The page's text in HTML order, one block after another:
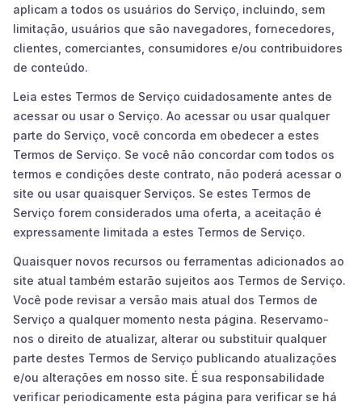
aplicam a todos os usuários do Serviço, incluindo, sem
limitação, usuários que são navegadores, fornecedores,
clientes, comerciantes, consumidores e/ou contribuidores
de conteúdo.
Leia estes Termos de Serviço cuidadosamente antes de
acessar ou usar o Serviço. Ao acessar ou usar qualquer
parte do Serviço, você concorda em obedecer a estes
Termos de Serviço. Se você não concordar com todos os
termos e condições deste contrato, não poderá acessar o
site ou usar quaisquer Serviços. Se estes Termos de
Serviço forem considerados uma oferta, a aceitação é
expressamente limitada a estes Termos de Serviço.
Quaisquer novos recursos ou ferramentas adicionados ao
site atual também estarão sujeitos aos Termos de Serviço.
Você pode revisar a versão mais atual dos Termos de
Serviço a qualquer momento nesta página. Reservamo-
nos o direito de atualizar, alterar ou substituir qualquer
parte destes Termos de Serviço publicando atualizações
e/ou alterações em nosso site. É sua responsabilidade
verificar periodicamente esta página para verificar se há